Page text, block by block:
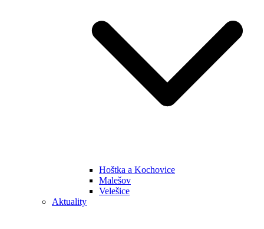
Hoštka a Kochovice
Malešov
Velešice
Aktuality